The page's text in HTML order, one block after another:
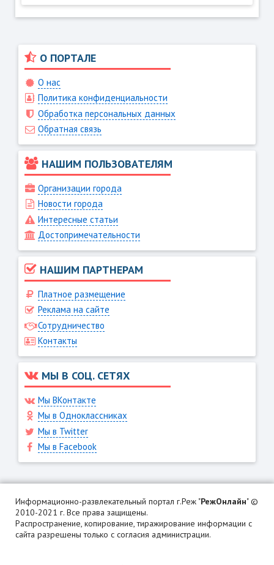
О ПОРТАЛЕ
О нас
Политика конфиденциальности
Обработка персональных данных
Обратная связь
НАШИМ ПОЛЬЗОВАТЕЛЯМ
Организации города
Новости города
Интересные статьи
Достопримечательности
НАШИМ ПАРТНЕРАМ
Платное размещение
Реклама на сайте
Сотрудничество
Контакты
МЫ В СОЦ. СЕТЯХ
Мы ВКонтакте
Мы в Одноклассниках
Мы в Twitter
Мы в Facebook
Информационно-развлекательный портал г.Реж "РежОнлайн" ©
2010-2021 г. Все права защищены.
Распространение, копирование, тиражирование информации с
сайта разрешены только с согласия администрации.